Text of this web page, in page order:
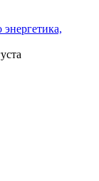
энергетика,